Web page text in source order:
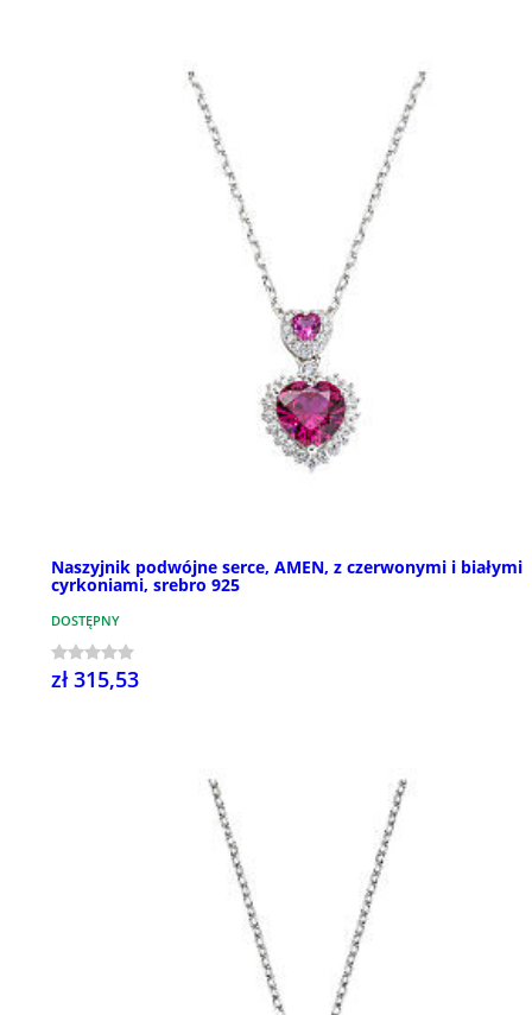
Naszyjnik podwójne serce, AMEN, z czerwonymi i białymi
cyrkoniami, srebro 925
DOSTĘPNY
zł 315,53